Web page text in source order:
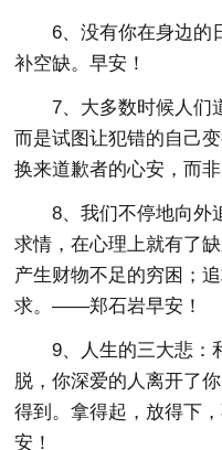
6、没有你在身边的
补空缺。早安！
7、大多数时候人们
而是试图让犯错的自己
换来道歉者的心安，而
8、我们不停地向外
求情，在心理上就有了
产生财物不足的穷困；
求。——郑石岩早安！
9、人生的三大悲：
脱，你深爱的人离开了
得到。拿得起，放得下
安！